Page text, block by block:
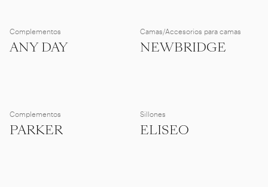
Complementos
ANY DAY
Camas/Accesorios para camas
NEWBRIDGE
Complementos
PARKER
Sillones
ELISEO